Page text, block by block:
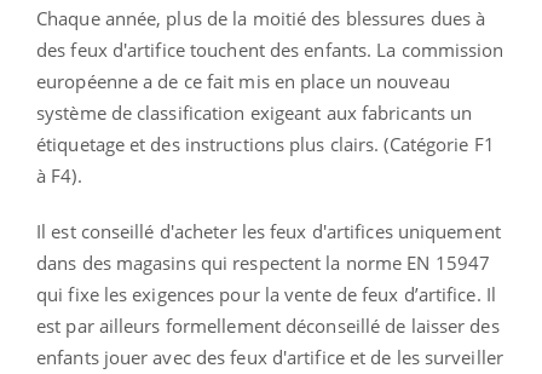
Chaque année, plus de la moitié des blessures dues à
des feux d'artifice touchent des enfants. La commission
européenne a de ce fait mis en place un nouveau
système de classification exigeant aux fabricants un
étiquetage et des instructions plus clairs. (Catégorie F1
à F4).
Il est conseillé d'acheter les feux d'artifices uniquement
dans des magasins qui respectent la norme EN 15947
qui fixe les exigences pour la vente de feux d’artifice. Il
est par ailleurs formellement déconseillé de laisser des
enfants jouer avec des feux d'artifice et de les surveiller